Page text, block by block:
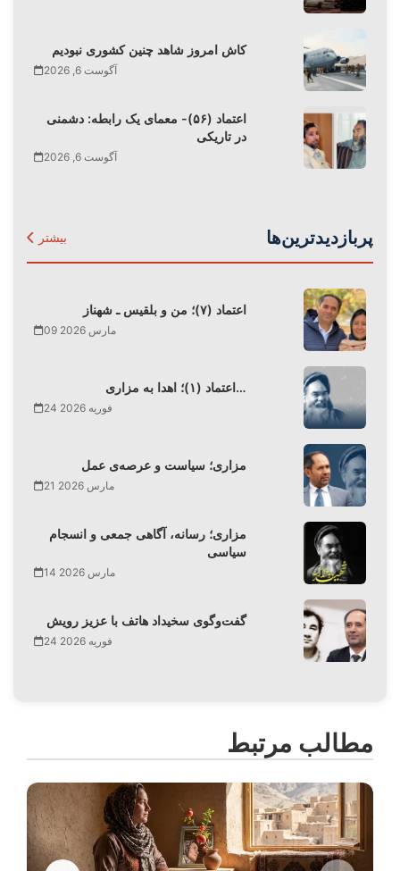
کاش امروز شاهد چنین کشوری نبودیم
آگوست 6, 2026
اعتماد (۵۶)- معمای یک رابطه: دشمنی
در تاریکی
آگوست 6, 2026
پربازدیدترین‌ها بیشتر
اعتماد (۷)؛ من و بلقیس ـ شهناز
09 مارس 2026
اعتماد (۱)؛ اهدا به مزاری…
24 فوریه 2026
مزاری؛ سیاست و عرصه‌ی عمل
21 مارس 2026
مزاری؛ رسانه، آگاهی جمعی و انسجام
سیاسی
14 مارس 2026
گفت‌وگوی سخیداد هاتف با عزیز رویش
24 فوریه 2026
مطالب مرتبط